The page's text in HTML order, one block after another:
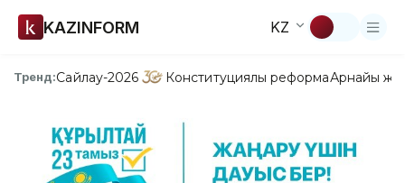
KAZINFORM KZ
Тренд:Сайлау-2026 Конституциялық реформаАрнайы